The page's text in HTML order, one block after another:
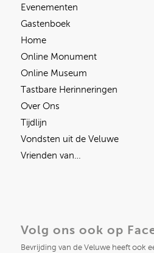
Evenementen
Gastenboek
Home
Online Monument
Online Museum
Tastbare Herinneringen
Over Ons
Tijdlijn
Vondsten uit de Veluwe
Vrienden van…
Volg ons ook op
Bevrijding van de Veluwe heeft ook